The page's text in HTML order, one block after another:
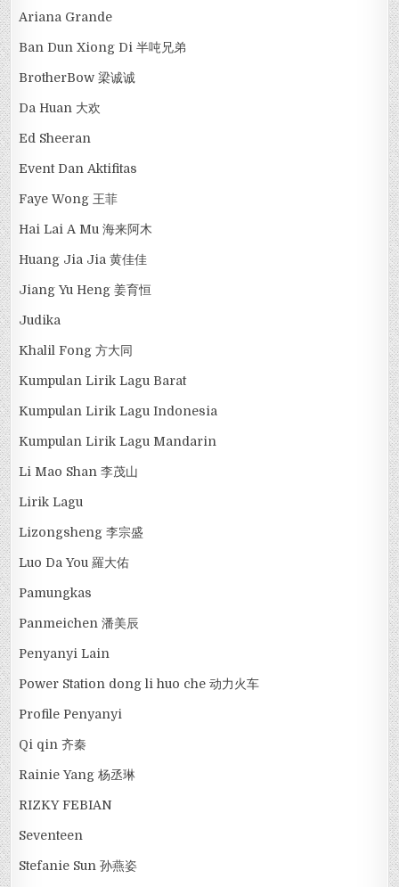
Ariana Grande
Ban Dun Xiong Di 半吨兄弟
BrotherBow 梁诚诚
Da Huan 大欢
Ed Sheeran
Event Dan Aktifitas
Faye Wong 王菲
Hai Lai A Mu 海来阿木
Huang Jia Jia 黄佳佳
Jiang Yu Heng 姜育恒
Judika
Khalil Fong 方大同
Kumpulan Lirik Lagu Barat
Kumpulan Lirik Lagu Indonesia
Kumpulan Lirik Lagu Mandarin
Li Mao Shan 李茂山
Lirik Lagu
Lizongsheng 李宗盛
Luo Da You 羅大佑
Pamungkas
Panmeichen 潘美辰
Penyanyi Lain
Power Station dong li huo che 动力火车
Profile Penyanyi
Qi qin 齐秦
Rainie Yang 杨丞琳
RIZKY FEBIAN
Seventeen
Stefanie Sun 孙燕姿